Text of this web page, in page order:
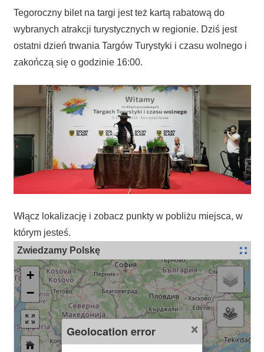
Tegoroczny bilet na targi jest też kartą rabatową do
wybranych atrakcji turystycznych w regionie. Dziś jest
ostatni dzień trwania Targów Turystyki i czasu wolnego i
zakończą się o godzinie 16:00.
Włącz lokalizację i zobacz punkty w pobliżu miejsca, w
którym jesteś.
Zwiedzamy Polskę
+
−
×
Geolocation error